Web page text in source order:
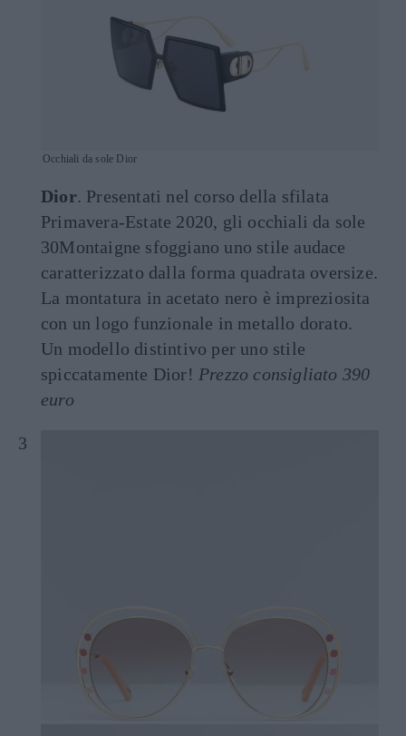
Occhiali da sole Dior
Dior. Presentati nel corso della sfilata
Primavera-Estate 2020, gli occhiali da sole
30Montaigne sfoggiano uno stile audace
caratterizzato dalla forma quadrata oversize.
La montatura in acetato nero è impreziosita
con un logo funzionale in metallo dorato.
Un modello distintivo per uno stile
spiccatamente Dior! Prezzo consigliato 390
euro